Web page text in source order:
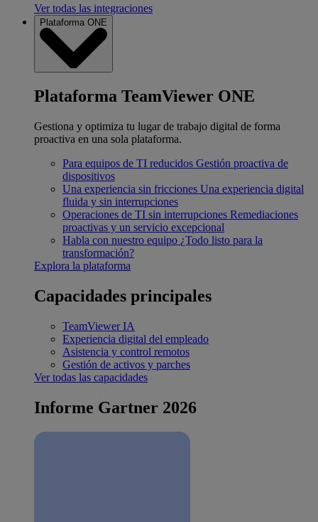
Ver todas las integraciones
Plataforma ONE
Plataforma TeamViewer ONE
Gestiona y optimiza tu lugar de trabajo digital de forma
proactiva en una sola plataforma.
Para equipos de TI reducidos Gestión proactiva de
dispositivos
Una experiencia sin fricciones Una experiencia digital
fluida y sin interrupciones
Operaciones de TI sin interrupciones Remediaciones
proactivas y un servicio excepcional
Habla con nuestro equipo ¿Todo listo para la
transformación?
Explora la plataforma
Capacidades principales
TeamViewer IA
Experiencia digital del empleado
Asistencia y control remotos
Gestión de activos y parches
Ver todas las capacidades
Informe Gartner 2026